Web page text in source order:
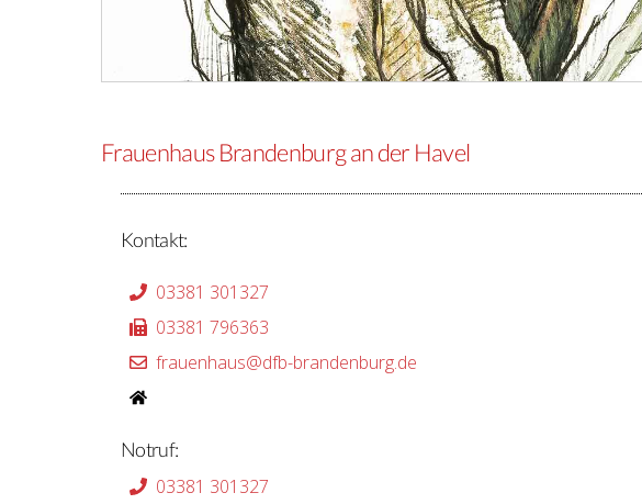
Frauenhaus Brandenburg an der Havel
Kontakt:
03381 301327
03381 796363
frauenhaus@dfb-brandenburg.de
Notruf:
03381 301327